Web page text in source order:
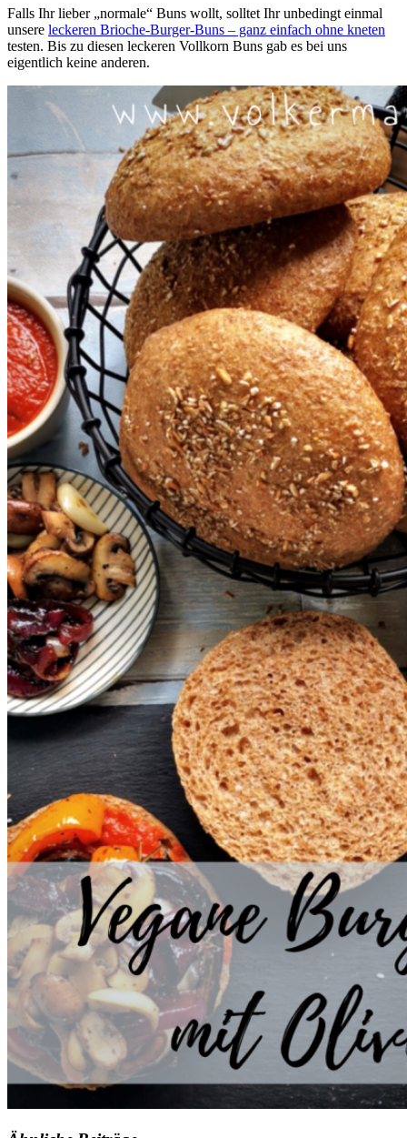
Falls Ihr lieber „normale“ Buns wollt, solltet Ihr unbedingt einmal
unsere leckeren Brioche-Burger-Buns – ganz einfach ohne kneten
testen. Bis zu diesen leckeren Vollkorn Buns gab es bei uns
eigentlich keine anderen.